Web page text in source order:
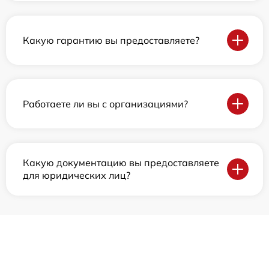
Какую гарантию вы предоставляете?
Работаете ли вы с организациями?
Какую документацию вы предоставляете
для юридических лиц?